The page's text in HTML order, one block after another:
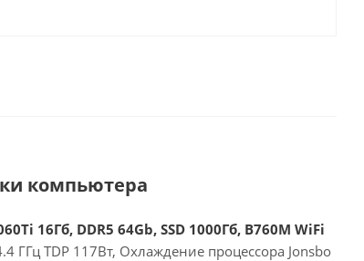
компьютера
16Гб, DDR5 64Gb, SSD 1000Гб, B760M WiFi
ГГц TDP 117Вт, Охлаждение процессора Jonsbo